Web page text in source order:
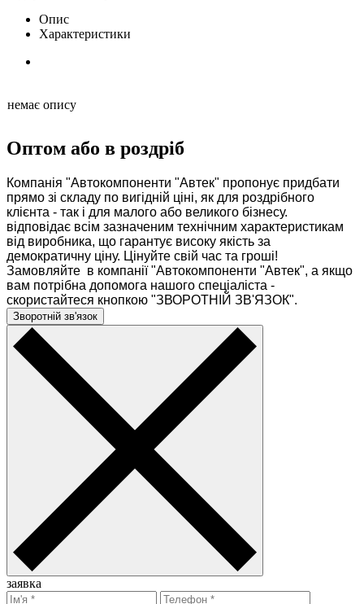
Опис
Характеристики
немає опису
Оптом або в роздріб
Компанія "Автокомпоненти "Автек" пропонує придбати
прямо зі складу по вигідній ціні, як для роздрібного
клієнта - так і для малого або великого бізнесу.
відповідає всім зазначеним технічним характеристикам
від виробника, що гарантує високу якість за
демократичну ціну. Цінуйте свій час та гроші!
Замовляйте в компанії "Автокомпоненти "Автек", а якщо
вам потрібна допомога нашого спеціаліста -
скористайтеся кнопкою "ЗВОРОТНІЙ ЗВ'ЯЗОК".
Зворотній зв'язок
заявка